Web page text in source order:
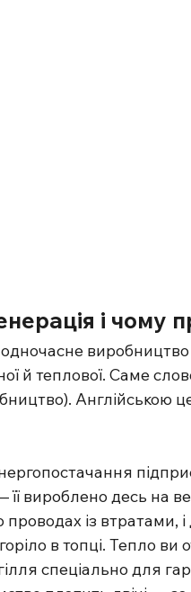
і чому
виробництво
й теплової. Саме
Англійською
її вироблено десь на
проводах із
в топці. Тепло
спеціально для